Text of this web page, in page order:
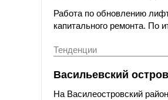
Работа по обновлению
капитального ремонта. По
Тенденции
Васильевский
На Василеостровский